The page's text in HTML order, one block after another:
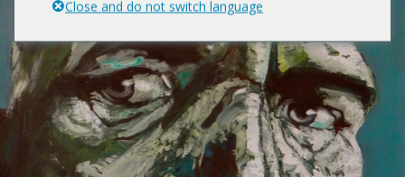
Close and do not switch language